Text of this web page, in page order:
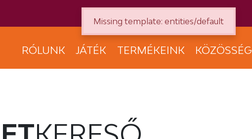
RÓLUNK JÁTÉK TERMÉKEINK KÖZÖSSÉG
Missing template: entities/default